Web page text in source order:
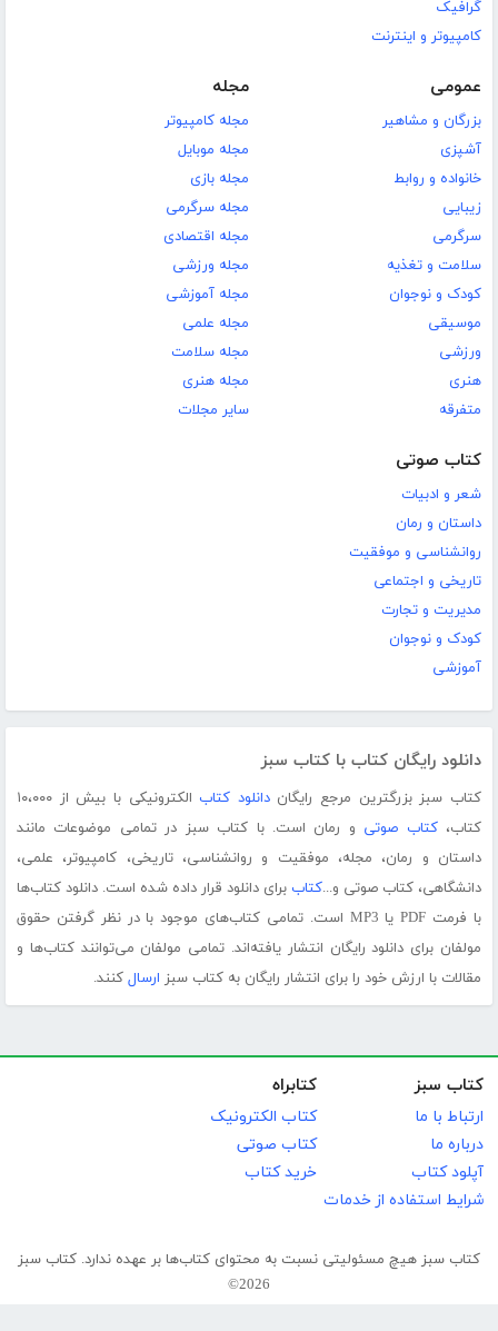
گرافیک
کامپیوتر و اینترنت
عمومی
بزرگان و مشاهیر
آشپزی
خانواده و روابط
زیبایی
سرگرمی
سلامت و تغذیه
کودک و نوجوان
موسیقی
ورزشی
هنری
متفرقه
مجله
مجله کامپیوتر
مجله موبایل
مجله بازی
مجله سرگرمی
مجله اقتصادی
مجله ورزشی
مجله آموزشی
مجله علمی
مجله سلامت
مجله هنری
سایر مجلات
کتاب صوتی
شعر و ادبیات
داستان و رمان
روانشناسی و موفقیت
تاریخی و اجتماعی
مدیریت و تجارت
کودک و نوجوان
آموزشی
دانلود رایگان کتاب با کتاب سبز
کتاب سبز بزرگترین مرجع رایگاندانلود کتاب
الکترونیکی با بیش از ۱۰،۰۰۰
کتاب،کتاب صوتی و رمان است. با کتاب سبز در تمامی موضوعات مانند
داستان و رمان، مجله، موفقیت و روانشناسی، تاریخی، کامپیوتر، علمی،
دانشگاهی، کتاب صوتی و...کتاب برای دانلود قرار داده شده است. دانلود کتاب‌ها
با فرمت PDF یا MP3 است. تمامی کتاب‌های موجود با در نظر گرفتن حقوق
مولفان برای دانلود رایگان انتشار یافته‌اند. تمامی مولفان می‌توانند کتاب‌ها و
مقالات با ارزش خود را برای انتشار رایگان به کتاب سبز ارسال کنند.
کتاب سبز
ارتباط با ما
درباره ما
آپلود کتاب
شرایط استفاده از خدمات
کتابراه
کتاب الکترونیک
کتاب صوتی
خرید کتاب
کتاب سبز هیچ مسئولیتی نسبت به محتوای کتاب‌ها بر عهده ندارد. کتاب سبز
2026©